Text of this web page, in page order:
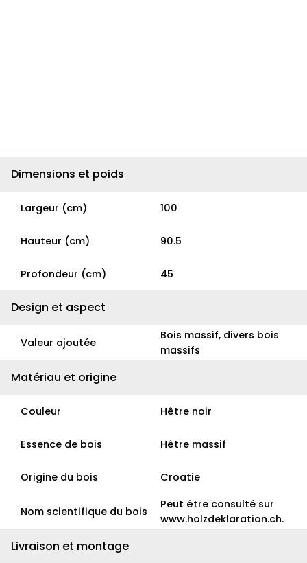
Dimensions et poids
Largeur (cm) 100
Hauteur (cm) 90.5
Profondeur (cm) 45
Design et aspect
Valeur ajoutée
Bois massif, divers bois
massifs
Matériau et origine
Couleur Hêtre noir
Essence de bois Hêtre massif
Origine du bois Croatie
Nom scientifique du bois
Peut être consulté sur
www.holzdeklaration.ch.
Livraison et montage